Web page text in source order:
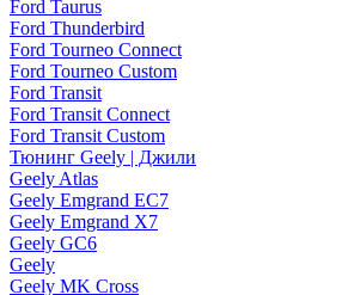
Ford Taurus
Ford Thunderbird
Ford Tourneo Connect
Ford Tourneo Custom
Ford Transit
Ford Transit Connect
Ford Transit Custom
Тюнинг Geely | Джили
Geely Atlas
Geely Emgrand EC7
Geely Emgrand X7
Geely GC6
Geely
Geely MK Cross